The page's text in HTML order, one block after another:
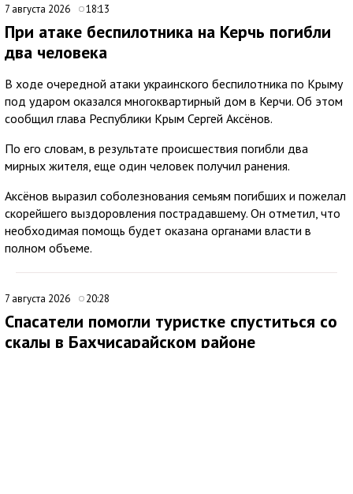
7 августа 2026 18:13
При атаке беспилотника на Керчь погибли
два человека
В ходе очередной атаки украинского беспилотника по Крыму
под ударом оказался многоквартирный дом в Керчи. Об этом
сообщил глава Республики Крым Сергей Аксёнов.
По его словам, в результате происшествия погибли два
мирных жителя, еще один человек получил ранения.
Аксёнов выразил соболезнования семьям погибших и пожелал
скорейшего выздоровления пострадавшему. Он отметил, что
необходимая помощь будет оказана органами власти в
полном объеме.
7 августа 2026 20:28
Спасатели помогли туристке спуститься со
скалы в Бахчисарайском районе